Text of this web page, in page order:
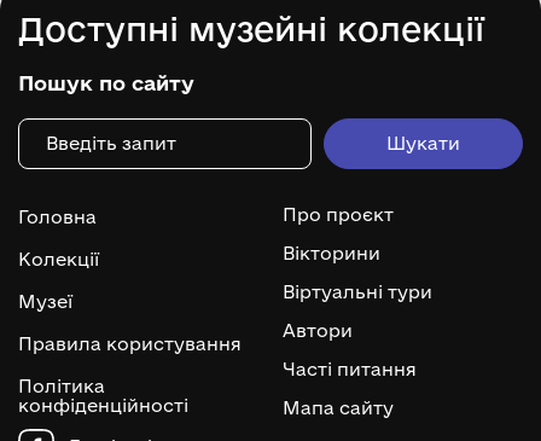
Доступні музейні колекції
Пошук по сайту
Головна
Колекції
Музеї
Правила користування
Політика
конфіденційності
Про проєкт
Вікторини
Віртуальні тури
Автори
Часті питання
Мапа сайту